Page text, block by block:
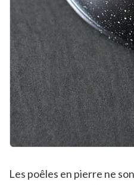
Les poêles en pierre ne